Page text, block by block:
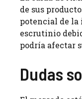
de sus
potencial de la
escrutinio
podría afectar
Dudas